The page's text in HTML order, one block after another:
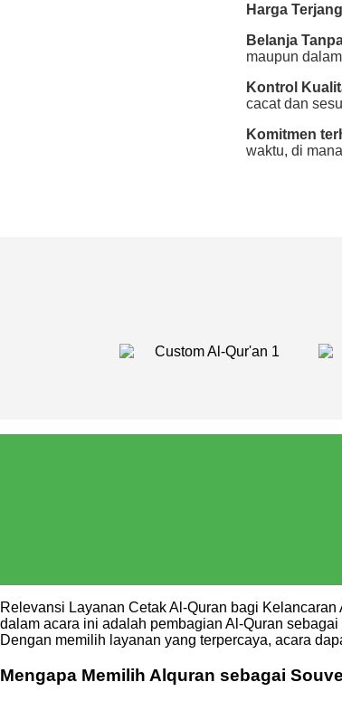
Harga
Belanja
maupun
Kontrol
cacat dan
Komitmen
waktu, di
Relevansi Layanan Cetak Al-Quran bagi
dalam acara ini adalah pembagian Al-Quran
Dengan memilih layanan yang terpercaya, acara
Mengapa Memilih Alquran sebagai